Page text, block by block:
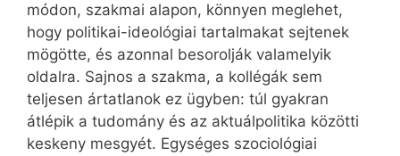
módon, szakmai alapon, könnyen meglehet,
hogy politikai-ideológiai tartalmakat sejtenek
mögötte, és azonnal besorolják valamelyik
oldalra. Sajnos a szakma, a kollégák sem
teljesen ártatlanok ez ügyben: túl gyakran
átlépik a tudomány és az aktuálpolitika közötti
keskeny mesgyét. Egységes szociológiai